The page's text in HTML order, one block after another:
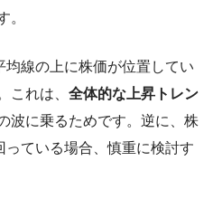
。
線の上に株価が位置してい
これは、 全体的な上昇トレン
波に乗るためです。逆に、株
ている場合、慎重に検討す